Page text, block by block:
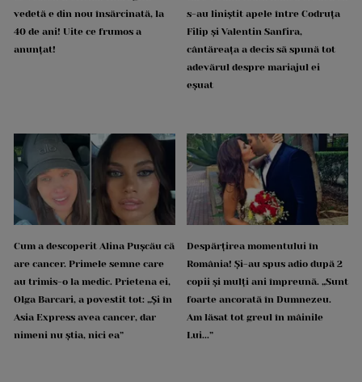
vedetă e din nou însărcinată, la
40 de ani! Uite ce frumos a
anunțat!
s-au liniștit apele între Codruța
Filip și Valentin Sanfira,
cântăreața a decis să spună tot
adevărul despre mariajul ei
eșuat
Cum a descoperit Alina Pușcău că
are cancer. Primele semne care
au trimis-o la medic. Prietena ei,
Olga Barcari, a povestit tot: „Și în
Asia Express avea cancer, dar
nimeni nu știa, nici ea”
Despărțirea momentului în
România! Și-au spus adio după 2
copii și mulți ani împreună. „Sunt
foarte ancorată în Dumnezeu.
Am lăsat tot greul în mâinile
Lui...”